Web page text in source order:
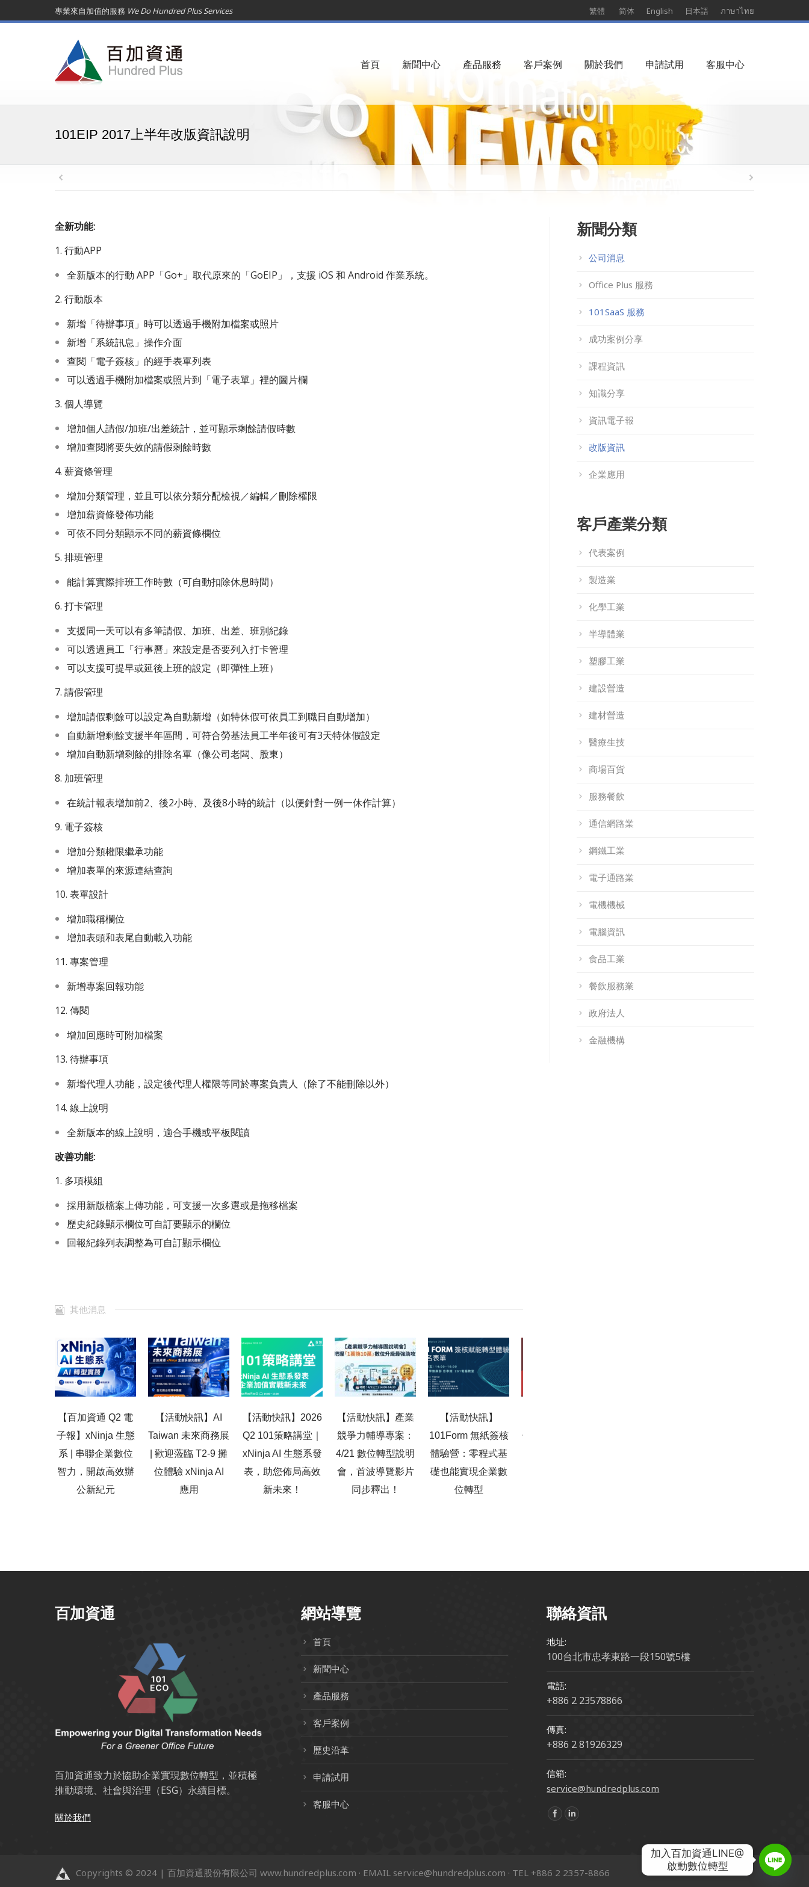
專業來自加值的服務 We Do Hundred Plus Services 繁體 简体 English 日本語 ภาษาไทย
首頁 新聞中心 產品服務 客戶案例 關於我們 申請試用 客服中心
101EIP 2017上半年改版資訊說明
全新功能:
1. 行動APP
全新版本的行動 APP「Go+」取代原來的「GoEIP」，支援 iOS 和 Android 作業系統。
2. 行動版本
新增「待辦事項」時可以透過手機附加檔案或照片
新增「系統訊息」操作介面
查閱「電子簽核」的經手表單列表
可以透過手機附加檔案或照片到「電子表單」裡的圖片欄
3. 個人導覽
增加個人請假/加班/出差統計，並可顯示剩餘請假時數
增加查閱將要失效的請假剩餘時數
4. 薪資條管理
增加分類管理，並且可以依分類分配檢視／編輯／刪除權限
增加薪資條發佈功能
可依不同分類顯示不同的薪資條欄位
5. 排班管理
能計算實際排班工作時數（可自動扣除休息時間）
6. 打卡管理
支援同一天可以有多筆請假、加班、出差、班別紀錄
可以透過員工「行事曆」來設定是否要列入打卡管理
可以支援可提早或延後上班的設定（即彈性上班）
7. 請假管理
增加請假剩餘可以設定為自動新增（如特休假可依員工到職日自動增加）
自動新增剩餘支援半年區間，可符合勞基法員工半年後可有3天特休假設定
增加自動新增剩餘的排除名單（像公司老闆、股東）
8. 加班管理
在統計報表增加前2、後2小時、及後8小時的統計（以便針對一例一休作計算）
9. 電子簽核
增加分類權限繼承功能
增加表單的來源連結查詢
10. 表單設計
增加職稱欄位
增加表頭和表尾自動載入功能
11. 專案管理
新增專案回報功能
12. 傳閱
增加回應時可附加檔案
13. 待辦事項
新增代理人功能，設定後代理人權限等同於專案負責人（除了不能刪除以外）
14. 線上說明
全新版本的線上說明，適合手機或平板閱讀
改善功能:
1. 多項模組
採用新版檔案上傳功能，可支援一次多選或是拖移檔案
歷史紀錄顯示欄位可自訂要顯示的欄位
回報紀錄列表調整為可自訂顯示欄位
其他消息
【百加資通 Q2 電
子報】xNinja 生態
系 | 串聯企業數位
智力，開啟高效辦
公新紀元
【活動快訊】AI
Taiwan 未來商務展
| 歡迎蒞臨 T2-9 攤
位體驗 xNinja AI
應用
【活動快訊】2026
Q2 101策略講堂｜
xNinja AI 生態系發
表，助您佈局高效
新未來！
【活動快訊】產業
競爭力輔導專案：
4/21 數位轉型說明
會，首波導覽影片
同步釋出！
【活動快訊】
101Form 無紙簽核
體驗營：零程式基
礎也能實現企業數
位轉型
子報】2026馬到成
新聞分類
公司消息
Office Plus 服務
101SaaS 服務
成功案例分享
課程資訊
知識分享
資訊電子報
改版資訊
企業應用
客戶產業分類
代表案例
製造業
化學工業
半導體業
塑膠工業
建設營造
建材營造
醫療生技
商場百貨
服務餐飲
通信網路業
鋼鐵工業
電子通路業
電機機械
電腦資訊
食品工業
餐飲服務業
政府法人
金融機構
百加資通
百加資通致力於協助企業實現數位轉型，並積極
推動環境、社會與治理（ESG）永續目標。
關於我們
網站導覽
首頁
新聞中心
產品服務
客戶案例
歷史沿革
申請試用
客服中心
聯絡資訊
地址:
100台北市忠孝東路一段150號5樓
電話:
+886 2 23578866
傳真:
+886 2 81926329
信箱:
service@hundredplus.com
Find us on:
Copyrights © 2024 | 百加資通股份有限公司 www.hundredplus.com · EMAIL service@hundredplus.com · TEL +886 2 2357-8866
加入百加資通LINE@
啟動數位轉型